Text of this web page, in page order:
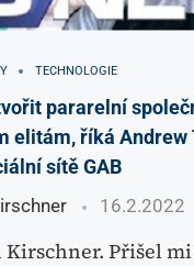
TECHNOLOGIE
pararelní
elitám, říká Andrew
sítě GAB
16.2.2022
Přišel mi